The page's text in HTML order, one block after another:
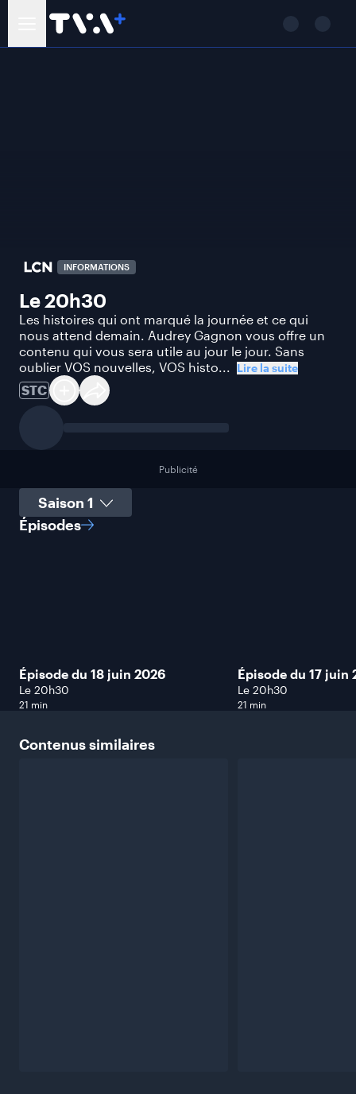
INFORMATIONS
Le 20h30
Les histoires qui ont marqué la journée et ce qui
nous attend demain. Audrey Gagnon vous offre un
contenu qui vous sera utile au jour le jour. Sans
oublier VOS nouvelles, VOS histo... Lire la suite
STC
Publicité
Sélectionner une saison
Épisodes
Épisode du 18 juin 2026
Le 20h30
21 min
Épisode du 17 juin
Le 20h30
21 min
Contenussimilaires